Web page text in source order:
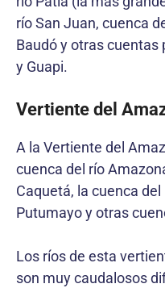
río San Juan, cuenca
Baudó y otras cuentas
y Guapi.
Vertiente del
A la Vertiente del
cuenca del río
Caquetá, la cuenca
Putumayo y otras
Los ríos de esta
son muy caudalosos